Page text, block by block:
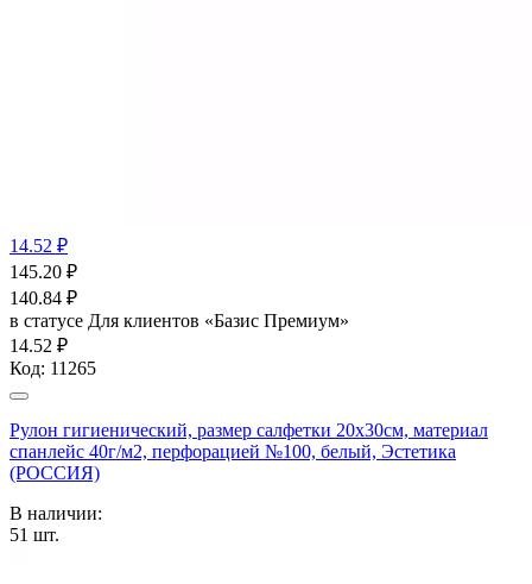
14.52 ₽
145.20 ₽
140.84 ₽
в статусе Для клиентов «Базис Премиум»
14.52 ₽
Код: 11265
Рулон гигиенический, размер салфетки 20х30см, материал
спанлейс 40г/м2, перфорацией №100, белый, Эстетика
(РОССИЯ)
В наличии:
51 шт.